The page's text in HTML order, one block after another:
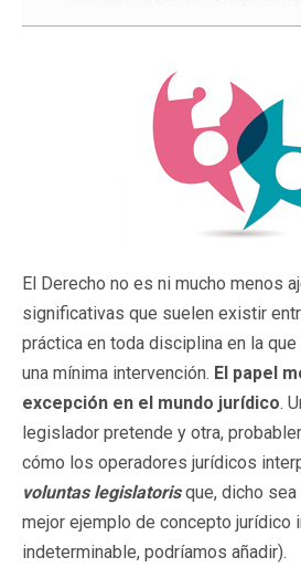
El Derecho no es ni mucho menos
significativas que suelen existir
práctica en toda disciplina en la
una mínima intervención. El papel
excepción en el mundo jurídico.
legislador pretende y otra,
cómo los operadores jurídicos
voluntas legislatoris que, dicho
mejor ejemplo de concepto jurídico
indeterminable, podríamos añadir).